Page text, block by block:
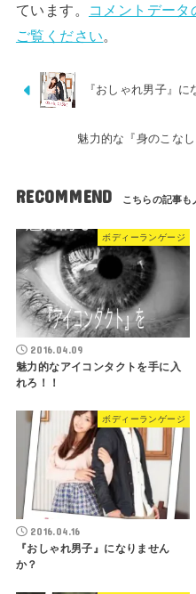
ています。
コメントデー
ご覧ください。
『おしゃれ男子』に
魅力的な『身のこな
RECOMMEND
ボディーランゲージ
2016.04.09
魅力的なアイコンタクトを手に入
れろ！！
ボディーランゲージ
2016.04.16
『おしゃれ男子』になりません
か？